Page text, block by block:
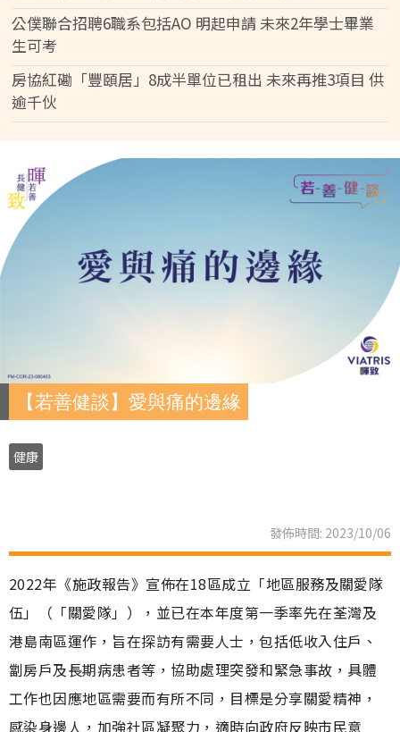
公僕聯合招聘6職系包括AO 明起申請 未來2年學士畢業
生可考
房協紅磡「豐頤居」8成半單位已租出 未來再推3項目 供
逾千伙
【若善健談】愛與痛的邊緣
健康
發佈時間: 2023/10/06
2022年《施政報告》宣佈在18區成立「地區服務及關愛隊
伍」（「關愛隊」），並已在本年度第一季率先在荃灣及
港島南區運作，旨在探訪有需要人士，包括低收入住戶、
劏房戶及長期病患者等，協助處理突發和緊急事故，具體
工作也因應地區需要而有所不同，目標是分享關愛精神，
感染身邊人，加強社區凝聚力，適時向政府反映市民意